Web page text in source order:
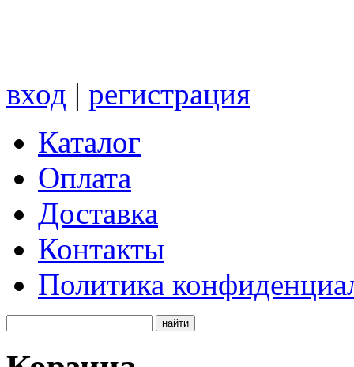
вход | регистрация
Каталог
Оплата
Доставка
Контакты
Политика